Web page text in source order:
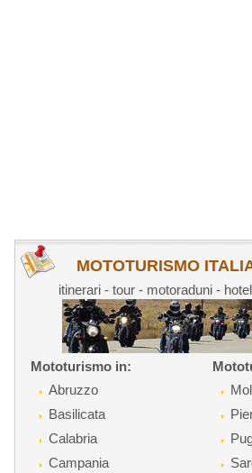
MOTOTURISMO
itinerari - tour - motoraduni -
Mototurismo in:
Abruzzo
Basilicata
Calabria
Campania